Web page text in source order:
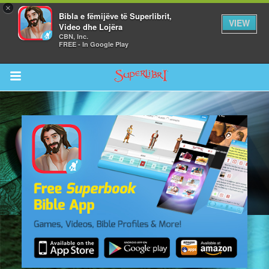
×
Bibla e fëmijëve të Superlibrit,
Video dhe Lojëra
CBN, Inc.
FREE - In Google Play
VIEW
Return to Content